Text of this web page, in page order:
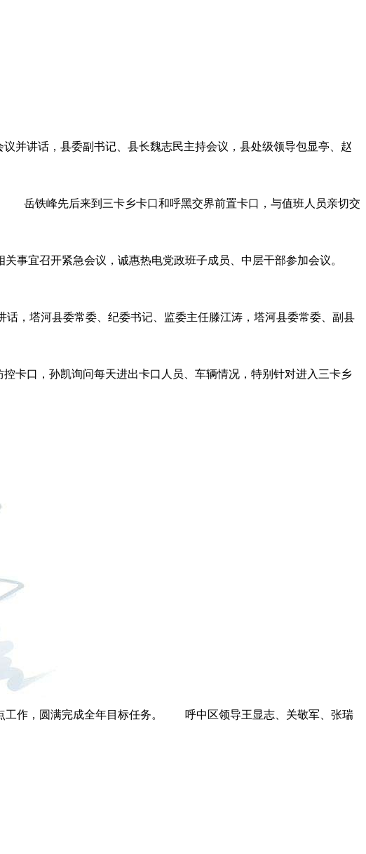
并讲话，县委副书记、县长魏志民主持会议，县处级领导包显亭、赵
岳铁峰先后来到三卡乡卡口和呼黑交界前置卡口，与值班人员亲切交
关事宜召开紧急会议，诚惠热电党政班子成员、中层干部参加会议。
，塔河县委常委、纪委书记、监委主任滕江涛，塔河县委常委、副县
卡口，孙凯询问每天进出卡口人员、车辆情况，特别针对进入三卡乡
工作，圆满完成全年目标任务。 呼中区领导王显志、关敬军、张瑞